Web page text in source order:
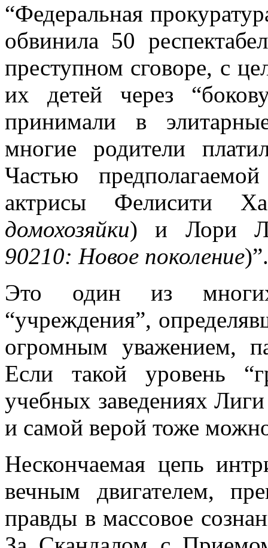
“Федеральная
обвинила 50
преступном сговоре, с
их детей через
принимали в
многие родители
Частью
актрисы Фелисити
домохозяйки) и Лори
90210: Новое поколение)”.
Это один из
“учреждения”,
огромным уважением,
Если такой уровень
учебных заведениях
и самой верой тоже
Нескончаемая цепь
вечным двигателем,
правды в массовое